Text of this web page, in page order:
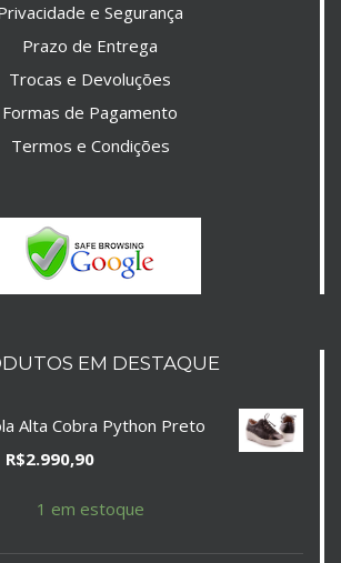
e Segurança
Prazo de Entrega
Trocas e Devoluções
Formas de Pagamento
Termos e Condições
EM DESTAQUE
Alta Cobra Python Preto
R$2.990,90
1 em estoque